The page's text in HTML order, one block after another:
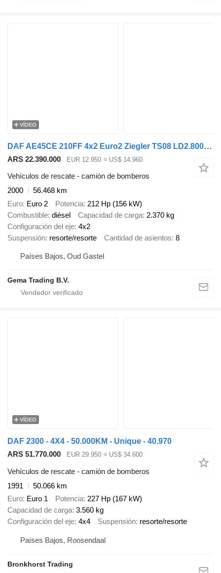
VÍDEO
DAF AE45CE 210FF 4x2 Euro2 Ziegler TS08 LD2.800 HD265 T1.500Liters -
ARS 22.390.000 EUR 12.950 ≈ US$ 14.960
Vehículos de rescate - camión de bomberos
2000
56.468 km
Euro Euro 2 Potencia 212 Hp (156 kW)
Combustible diésel Capacidad de carga 2.370 kg
Configuración del eje 4x2
Suspensión resorte/resorte Cantidad de asientos 8
Países Bajos, Oud Gastel
Gema Trading B.V.
VÍDEO
DAF 2300 - 4X4 - 50.000KM - Unique - 40.970
ARS 51.770.000
EUR 29.950 ≈ US$ 34.600
Vehículos de rescate - camión de bomberos
1991
50.066 km
Euro Euro 1 Potencia 227 Hp (167 kW)
Capacidad de carga 3.560 kg
Configuración del eje 4x4 Suspensión resorte/resorte
Países Bajos, Roosendaal
Bronkhorst Trading